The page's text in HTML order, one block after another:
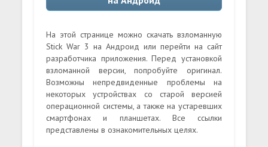
На этой странице можно скачать взломанную
Stick War 3 на Андроид или перейти на сайт
разработчика приложения. Перед установкой
взломанной версии, попробуйте оригинал.
Возможны непредвиденные проблемы на
некоторых устройствах со старой версией
операционной системы, а также на устаревших
смартфонах и планшетах. Все ссылки
представлены в ознакомительных целях.